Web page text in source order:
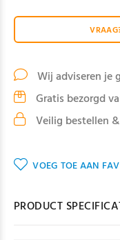
Wij adviseren je
Gratis bezorgd
Veilig bestellen
VOEG TOE AAN
PRODUCT